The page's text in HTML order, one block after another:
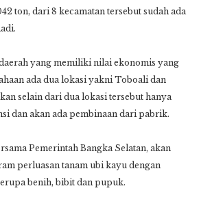
ton, dari 8 kecamatan tersebut sudah ada
yang memiliki nilai ekonomis yang
ada dua lokasi yakni Toboali dan
selain dari dua lokasi tersebut hanya
dan akan ada pembinaan dari pabrik.
Pemerintah Bangka Selatan, akan
perluasan tanam ubi kayu dengan
benih, bibit dan pupuk.